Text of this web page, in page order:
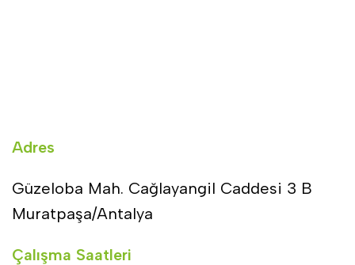
Adres
Güzeloba Mah. Cağlayangil Caddesi 3 B
Muratpaşa/Antalya
Çalışma Saatleri